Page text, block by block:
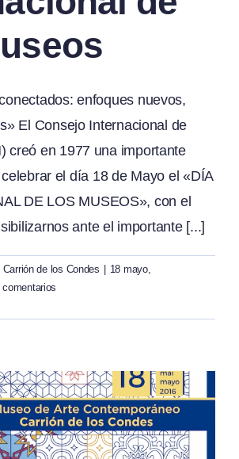
enfoques nuevos,
El Consejo Internacional de
creó en 1977 una importante
el día 18 de Mayo el «DÍA
DE LOS MUSEOS», con el
ante el importante [...]
de los Condes
18 mayo,
comentarios